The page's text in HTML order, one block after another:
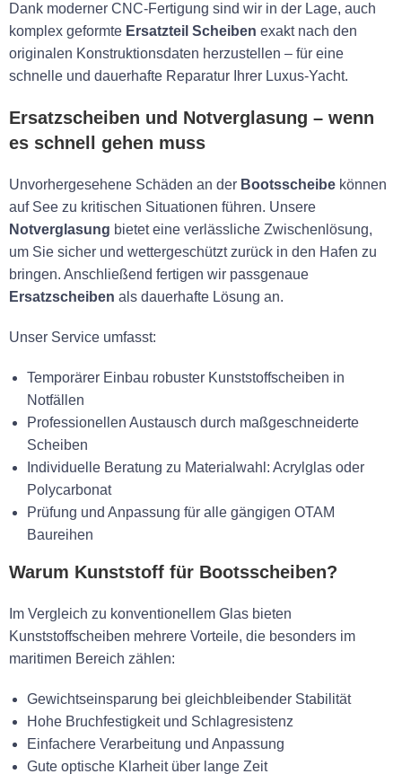
Dank moderner CNC-Fertigung sind wir in der Lage, auch
komplex geformte Ersatzteil Scheiben exakt nach den
originalen Konstruktionsdaten herzustellen – für eine
schnelle und dauerhafte Reparatur Ihrer Luxus-Yacht.
Ersatzscheiben und Notverglasung – wenn
es schnell gehen muss
Unvorhergesehene Schäden an der Bootsscheibe können
auf See zu kritischen Situationen führen. Unsere
Notverglasung bietet eine verlässliche Zwischenlösung,
um Sie sicher und wettergeschützt zurück in den Hafen zu
bringen. Anschließend fertigen wir passgenaue
Ersatzscheiben als dauerhafte Lösung an.
Unser Service umfasst:
Temporärer Einbau robuster Kunststoffscheiben in
Notfällen
Professionellen Austausch durch maßgeschneiderte
Scheiben
Individuelle Beratung zu Materialwahl: Acrylglas oder
Polycarbonat
Prüfung und Anpassung für alle gängigen OTAM
Baureihen
Warum Kunststoff für Bootsscheiben?
Im Vergleich zu konventionellem Glas bieten
Kunststoffscheiben mehrere Vorteile, die besonders im
maritimen Bereich zählen:
Gewichtseinsparung bei gleichbleibender Stabilität
Hohe Bruchfestigkeit und Schlagresistenz
Einfachere Verarbeitung und Anpassung
Gute optische Klarheit über lange Zeit